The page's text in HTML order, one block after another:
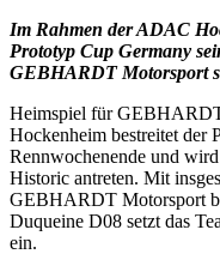
Im Rahmen der ADAC
Prototyp Cup Germany
GEBHARDT Motorsport
Heimspiel für
Hockenheim bestreitet der
Rennwochenende und
Historic antreten. Mit
GEBHARDT Motorsport
Duqueine D08 setzt das
ein.